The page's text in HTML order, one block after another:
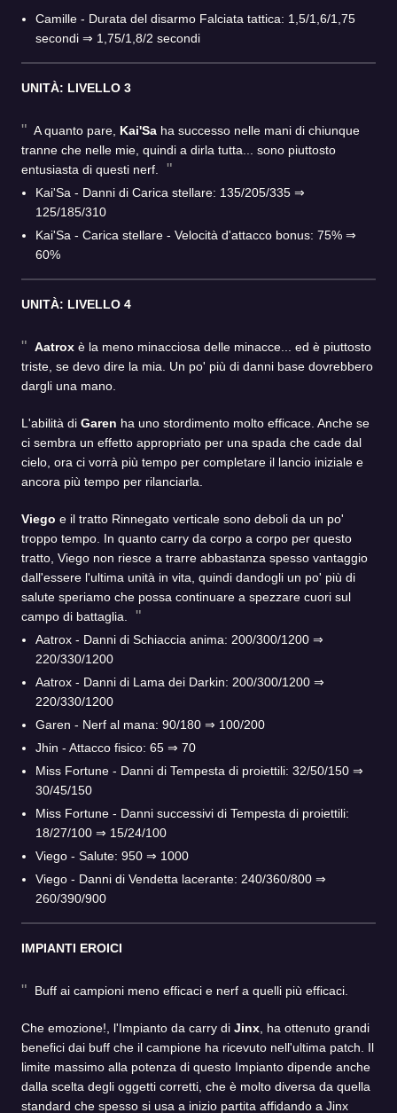
Camille - Durata del disarmo Falciata tattica: 1,5/1,6/1,75
secondi ⇒ 1,75/1,8/2 secondi
UNITÀ: LIVELLO 3
A quanto pare, Kai'Sa ha successo nelle mani di chiunque
tranne che nelle mie, quindi a dirla tutta... sono piuttosto
entusiasta di questi nerf.
Kai'Sa - Danni di Carica stellare: 135/205/335 ⇒
125/185/310
Kai'Sa - Carica stellare - Velocità d'attacco bonus: 75% ⇒
60%
UNITÀ: LIVELLO 4
Aatrox è la meno minacciosa delle minacce... ed è piuttosto
triste, se devo dire la mia. Un po' più di danni base dovrebbero
dargli una mano.
L'abilità di Garen ha uno stordimento molto efficace. Anche se
ci sembra un effetto appropriato per una spada che cade dal
cielo, ora ci vorrà più tempo per completare il lancio iniziale e
ancora più tempo per rilanciarla.
Viego e il tratto Rinnegato verticale sono deboli da un po'
troppo tempo. In quanto carry da corpo a corpo per questo
tratto, Viego non riesce a trarre abbastanza spesso vantaggio
dall'essere l'ultima unità in vita, quindi dandogli un po' più di
salute speriamo che possa continuare a spezzare cuori sul
campo di battaglia.
Aatrox - Danni di Schiaccia anima: 200/300/1200 ⇒
220/330/1200
Aatrox - Danni di Lama dei Darkin: 200/300/1200 ⇒
220/330/1200
Garen - Nerf al mana: 90/180 ⇒ 100/200
Jhin - Attacco fisico: 65 ⇒ 70
Miss Fortune - Danni di Tempesta di proiettili: 32/50/150 ⇒
30/45/150
Miss Fortune - Danni successivi di Tempesta di proiettili:
18/27/100 ⇒ 15/24/100
Viego - Salute: 950 ⇒ 1000
Viego - Danni di Vendetta lacerante: 240/360/800 ⇒
260/390/900
IMPIANTI EROICI
Buff ai campioni meno efficaci e nerf a quelli più efficaci.
Che emozione!, l'Impianto da carry di Jinx , ha ottenuto grandi
benefici dai buff che il campione ha ricevuto nell'ultima patch. Il
limite massimo alla potenza di questo Impianto dipende anche
dalla scelta degli oggetti corretti, che è molto diversa da quella
standard che spesso si usa a inizio partita affidando a Jinx